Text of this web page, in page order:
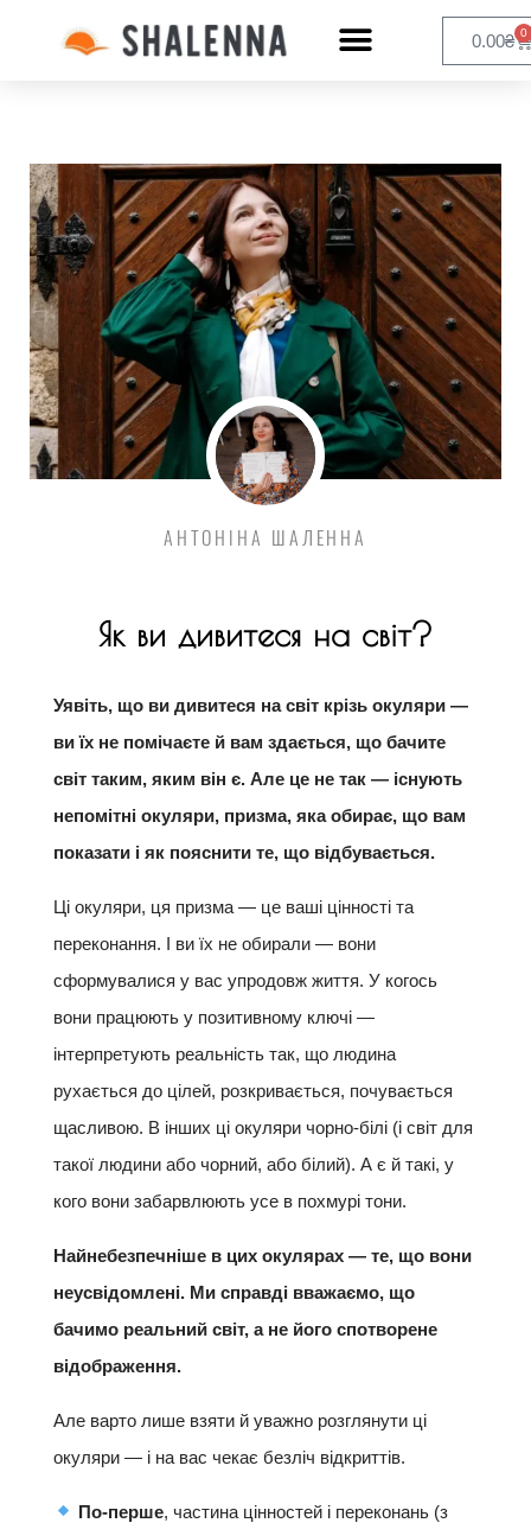
0.00₴ 0
АНТОНІНА ШАЛЕННА
Як ви дивитеся на світ?
Уявіть, що ви дивитеся на світ крізь окуляри —
ви їх не помічаєте й вам здається, що бачите
світ таким, яким він є. Але це не так — існують
непомітні окуляри, призма, яка обирає, що вам
показати і як пояснити те, що відбувається.
Ці окуляри, ця призма — це ваші цінності та
переконання. І ви їх не обирали — вони
сформувалися у вас упродовж життя. У когось
вони працюють у позитивному ключі —
інтерпретують реальність так, що людина
рухається до цілей, розкривається, почувається
щасливою. В інших ці окуляри чорно-білі (і світ для
такої людини або чорний, або білий). А є й такі, у
кого вони забарвлюють усе в похмурі тони.
Найнебезпечніше в цих окулярах — те, що вони
неусвідомлені. Ми справді вважаємо, що
бачимо реальний світ, а не його спотворене
відображення.
Але варто лише взяти й уважно розглянути ці
окуляри — і на вас чекає безліч відкриттів.
По-перше, частина цінностей і переконань (з